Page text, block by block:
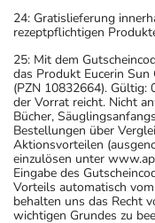
24: Gratislieferung
rezeptpflichtigen
25: Mit dem
das Produkt Eucerin
(PZN 10832664). Gültig:
der Vorrat reicht. Nicht
Bücher,
Bestellungen über
Aktionsvorteilen
einzulösen unter
Eingabe des
Vorteils automatisch
behalten uns das Recht
wichtigen Grundes zu